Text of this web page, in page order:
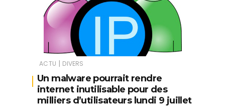
ACTU | DIVERS
Un malware pourrait rendre
internet inutilisable pour des
milliers d’utilisateurs lundi 9 juillet